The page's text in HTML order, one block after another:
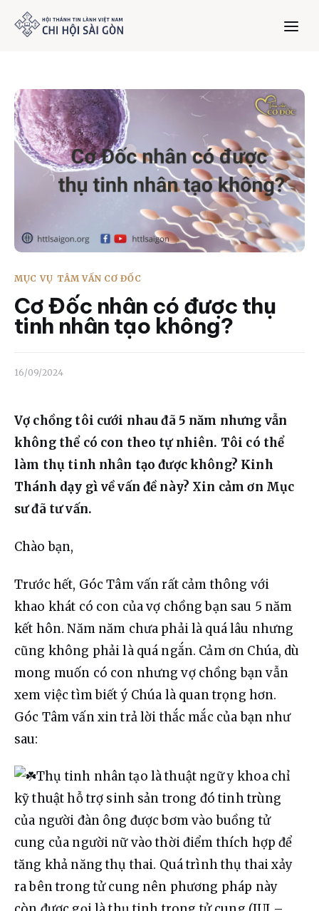
Trang chủ
Giới thiệu
Dưỡng Linh
Bản tin
Mục vụ
Liên hệ
MỤC VỤ TÂM VẤN CƠ ĐỐC
Cơ Đốc nhân có được thụ
tinh nhân tạo không?
16/09/2024
Vợ chồng tôi cưới nhau đã 5 năm nhưng vẫn
không thể có con theo tự nhiên. Tôi có thể
làm thụ tinh nhân tạo được không? Kinh
Thánh dạy gì về vấn đề này? Xin cảm ơn Mục
sư đã tư vấn.
Chào bạn,
Trước hết, Góc Tâm vấn rất cảm thông với
khao khát có con của vợ chồng bạn sau 5 năm
kết hôn. Năm năm chưa phải là quá lâu nhưng
cũng không phải là quá ngắn. Cảm ơn Chúa, dù
mong muốn có con nhưng vợ chồng bạn vẫn
xem việc tìm biết ý Chúa là quan trọng hơn.
Góc Tâm vấn xin trả lời thắc mắc của bạn như
sau:
Thụ tinh nhân tạo là thuật ngữ y khoa chỉ
kỹ thuật hỗ trợ sinh sản trong đó tinh trùng
của người đàn ông được bơm vào buồng tử
cung của người nữ vào thời điểm thích hợp để
tăng khả năng thụ thai. Quá trình thụ thai xảy
ra bên trong tử cung nên phương pháp này